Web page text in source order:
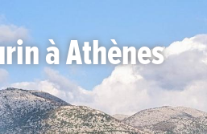
à Athènes